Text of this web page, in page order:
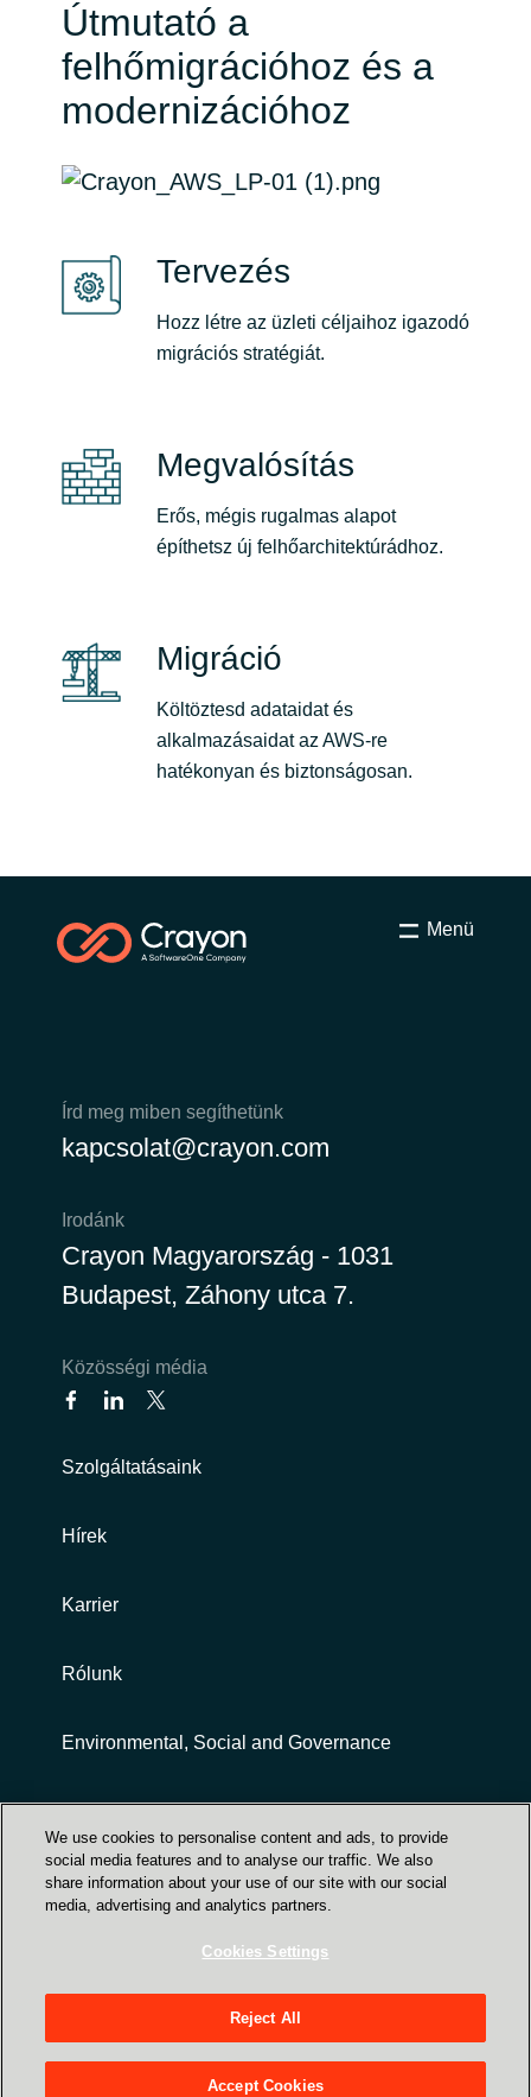
Norway
Oman
Portugal
Qatar
Slovenia
Sweden
United Kingdom
Útmutató a
felhőmigrációhoz és a
modernizációhoz
Tervezés
Hozz létre az üzleti céljaihoz igazodó
migrációs stratégiát.
Megvalósítás
Erős, mégis rugalmas alapot
építhetsz új felhőarchitektúrádhoz.
Migráció
Költöztesd adataidat és
alkalmazásaidat az AWS-re
hatékonyan és biztonságosan.
Menü
Írd meg miben segíthetünk
kapcsolat@crayon.com
Irodánk
Crayon Magyarország - 1031
Budapest, Záhony utca 7.
Közösségi média
Szolgáltatásaink
Hírek
Karrier
Rólunk
Environmental, Social and Governance
Customer terms and conditions
Crayon Magyarország - 1031 Budapest, Záhony
utca 7. (Graphisoft park HX épület 1. emelet)
We use cookies to personalise content and ads, to provide
social media features and to analyse our traffic. We also
share information about your use of our site with our social
media, advertising and analytics partners.
Cookies Settings
Reject All
Accept Cookies